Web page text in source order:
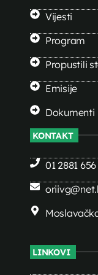
Vijesti
Program
Propustili
Emisije
Dokumenti
KONTAKT
01 2881 656
LINKOVI